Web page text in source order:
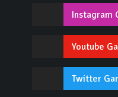
Instagram
Youtube
Twitter